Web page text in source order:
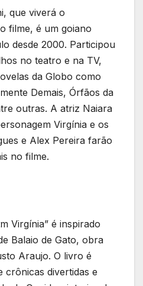
que viverá o
filme, é um goiano
desde 2000. Participou
no teatro e na TV,
da Globo como
Demais, Órfãos da
outras. A atriz Naiara
Virgínia e os
e Alex Pereira farão
no filme.
Virgínia” é inspirado
Balaio de Gato, obra
Araujo. O livro é
crônicas divertidas e